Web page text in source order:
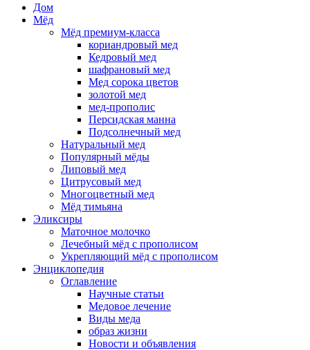
Дом
Мёд
Мёд премиум-класса
кориандровый мед
Кедровый мед
шафрановый мед
Мед сорока цветов
золотой мед
мед-прополис
Персидская манна
Подсолнечный мед
Натуральный мед
Популярный мёды
Липовый мед
Цитрусовый мед
Многоцветный мед
Мёд тимьяна
Эликсиры
Маточное молочко
Лечебный мёд с прополисом
Укрепляющий мёд с прополисом
Энциклопедия
Оглавление
Научные статьи
Медовое лечение
Виды меда
образ жизни
Новости и объявления